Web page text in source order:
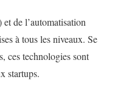
de l’automatisation
à tous les niveaux. Se
ces technologies sont
startups.